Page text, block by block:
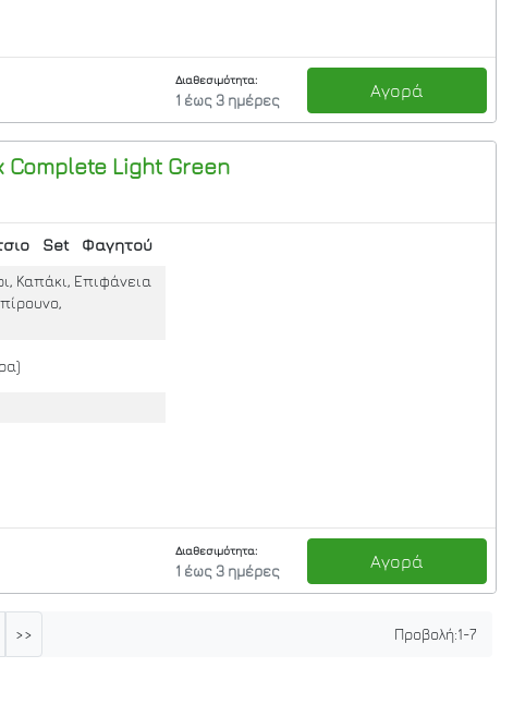
Διαθεσιμότητα:
1 έως 3 ημέρες Αγορά
CompleteLight Green
Set Φαγητού
Καπάκι, Επιφάνεια
Διαθεσιμότητα:
1 έως 3 ημέρες Αγορά
>> Προβολή:1-7